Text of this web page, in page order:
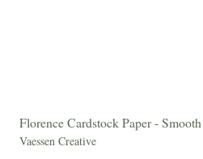
Florence Cardstock Paper -
Vaessen Creative